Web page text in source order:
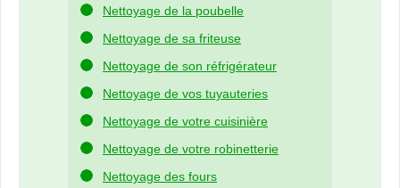
Nettoyage de la poubelle
Nettoyage de sa friteuse
Nettoyage de son réfrigérateur
Nettoyage de vos tuyauteries
Nettoyage de votre cuisinière
Nettoyage de votre robinetterie
Nettoyage des fours